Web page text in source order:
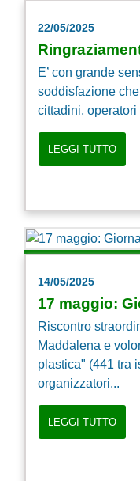
22/05/2025
E’ con grande
soddisfazione
cittadini,
LEGGI TUTTO
14/05/2025
17 maggio:
Riscontro
Maddalena e
plastica" (441 tra
organizzatori...
LEGGI TUTTO